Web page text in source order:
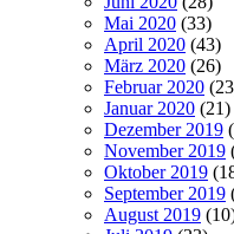
Mai 2020 (33)
April 2020 (43)
März 2020 (26)
Februar 2020
Januar 2020 (21)
Dezember 2019
November 2019
Oktober 2019
September 2019
August 2019